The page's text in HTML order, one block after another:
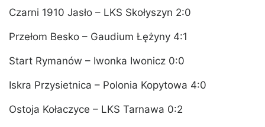
Czarni 1910 Jasło – LKS Skołyszyn 2:0
Przełom Besko – Gaudium Łężyny 4:1
Start Rymanów – Iwonka Iwonicz 0:0
Iskra Przysietnica – Polonia Kopytowa 4:0
Ostoja Kołaczyce – LKS Tarnawa 0:2